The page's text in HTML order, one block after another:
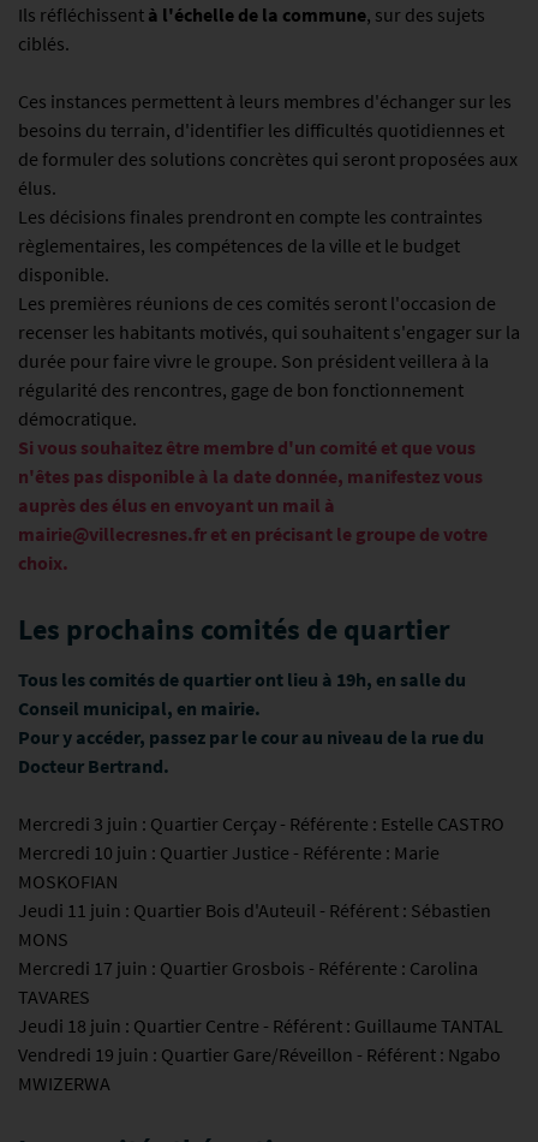
Ils réfléchissent à l'échelle de la commune, sur des sujets
ciblés.
Ces instances permettent à leurs membres d'échanger sur les
besoins du terrain, d'identifier les difficultés quotidiennes et
de formuler des solutions concrètes qui seront proposées aux
élus.
Les décisions finales prendront en compte les contraintes
règlementaires, les compétences de la ville et le budget
disponible.
Les premières réunions de ces comités seront l'occasion de
recenser les habitants motivés, qui souhaitent s'engager sur la
durée pour faire vivre le groupe. Son président veillera à la
régularité des rencontres, gage de bon fonctionnement
démocratique.
Si vous souhaitez être membre d'un comité et que vous
n'êtes pas disponible à la date donnée, manifestez vous
auprès des élus en envoyant un mail à
mairie@villecresnes.fr et en précisant le groupe de votre
choix.
Les prochains comités de quartier
Tous les comités de quartier ont lieu à 19h, en salle du
Conseil municipal, en mairie.
Pour y accéder, passez par le cour au niveau de la rue du
Docteur Bertrand.
Mercredi 3 juin : Quartier Cerçay - Référente : Estelle CASTRO
Mercredi 10 juin : Quartier Justice - Référente : Marie
MOSKOFIAN
Jeudi 11 juin : Quartier Bois d'Auteuil - Référent : Sébastien
MONS
Mercredi 17 juin : Quartier Grosbois - Référente : Carolina
TAVARES
Jeudi 18 juin : Quartier Centre - Référent : Guillaume TANTAL
Vendredi 19 juin : Quartier Gare/Réveillon - Référent : Ngabo
MWIZERWA